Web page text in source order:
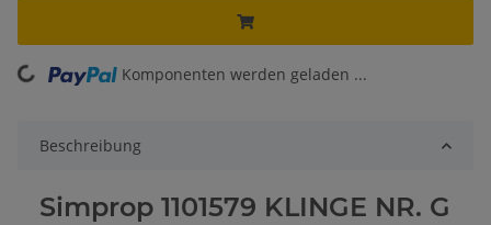
Loading... Komponenten werden geladen ...
Beschreibung
Simprop 1101579 KLINGE NR. G